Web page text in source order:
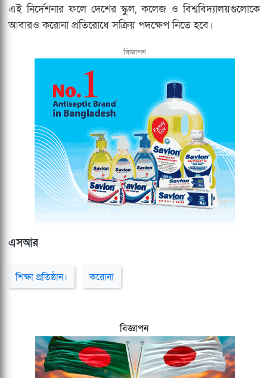
এই নির্দেশনার ফলে দেশের স্কুল, কলেজ ও বিশ্ববিদ্যালয়গুলোকে
আবারও করোনা প্রতিরোধে সক্রিয় পদক্ষেপ নিতে হবে।
বিজ্ঞাপন
এসআর
শিক্ষা প্রতিষ্ঠান। করোনা
বিজ্ঞাপন